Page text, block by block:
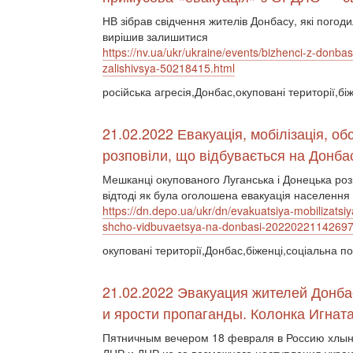
НВ зібрав свідчення жителів Донбасу, які
вирішив залишитися
https://nv.ua/ukr/ukraine/events/bizhenci-z-
zalishivsya-50218415.html
російська агресія,Донбас,окуповані
21.02.2022 Евакуація, мобілізація,
розповіли, що відбувається на
Мешканці окупованого Луганська і Донецька
відтоді як була оголошена евакуація населення
https://dn.depo.ua/ukr/dn/evakuatsiya-
shcho-vidbuvaetsya-na-donbasi-
окуповані території,Донбас,біженці,соціальна
21.02.2022 Эвакуация жителей
и ярости пропаганды. Колонка
Пятничным вечером 18 февраля в Россию